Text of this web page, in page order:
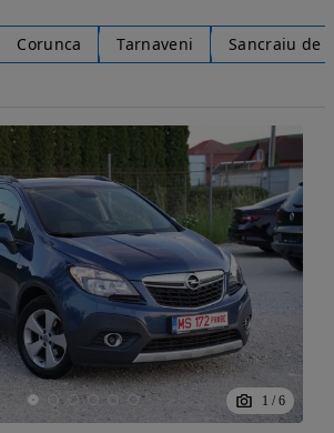
Corunca Tarnaveni Sancraiu de
1 / 6